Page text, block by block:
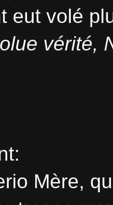
eut volé
vérité,
Mère,